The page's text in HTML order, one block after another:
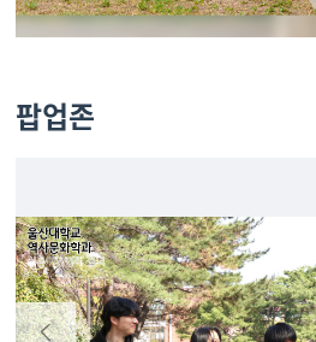
팝업존